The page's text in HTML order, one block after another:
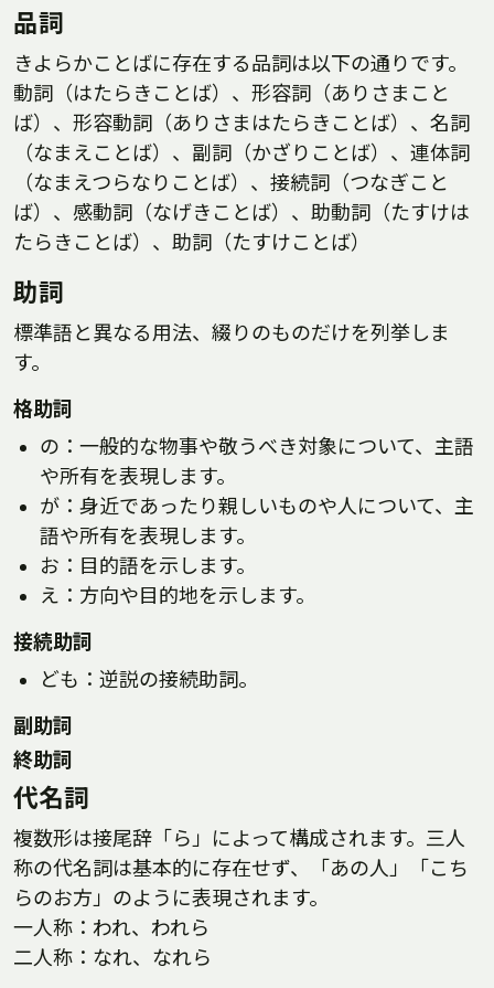
品詞
きよらかことばに存在する品詞は以下の通りです。
動詞（はたらきことば）、形容詞（ありさまこと
ば）、形容動詞（ありさまはたらきことば）、名詞
（なまえことば）、副詞（かざりことば）、連体詞
（なまえつらなりことば）、接続詞（つなぎこと
ば）、感動詞（なげきことば）、助動詞（たすけは
たらきことば）、助詞（たすけことば）
助詞
標準語と異なる用法、綴りのものだけを列挙しま
す。
格助詞
の：一般的な物事や敬うべき対象について、主語
や所有を表現します。
が：身近であったり親しいものや人について、主
語や所有を表現します。
お：目的語を示します。
え：方向や目的地を示します。
接続助詞
ども：逆説の接続助詞。
副助詞
終助詞
代名詞
複数形は接尾辞「ら」によって構成されます。三人
称の代名詞は基本的に存在せず、「あの人」「こち
らのお方」のように表現されます。
一人称：われ、われら
二人称：なれ、なれら